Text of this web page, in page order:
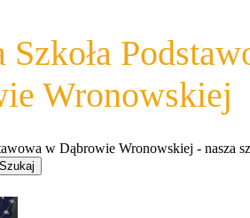
Szkoła
Wronowskiej
w Dąbrowie Wronowskiej - nasza